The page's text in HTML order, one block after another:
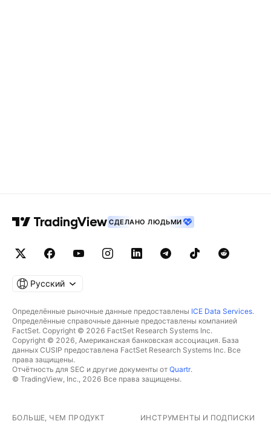
СДЕЛАНО ЛЮДЬМИ
Русский
Определённые рыночные данные предоставлены ICE Data Services.
Определённые справочные данные предоставлены компанией
FactSet. Copyright © 2026 FactSet Research Systems Inc.
Copyright © 2026, Американская банковская ассоциация. База
данных CUSIP предоставлена FactSet Research Systems Inc. Все
права защищены.
Отчётность для SEC и другие документы от Quartr.
© TradingView, Inc., 2026 Все права защищены.
БОЛЬШЕ, ЧЕМ ПРОДУКТ ИНСТРУМЕНТЫ И ПОДПИСКИ